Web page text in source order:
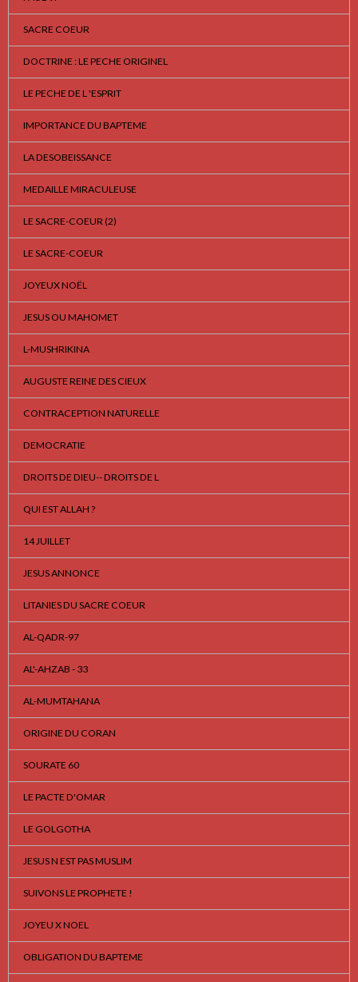
SACRE COEUR
DOCTRINE : LE PECHE ORIGINEL
LE PECHE DE L 'ESPRIT
IMPORTANCE DU BAPTEME
LA DESOBEISSANCE
MEDAILLE MIRACULEUSE
LE SACRE-COEUR (2)
LE SACRE-COEUR
JOYEUX NOËL
JESUS OU MAHOMET
L-MUSHRIKINA
AUGUSTE REINE DES CIEUX
CONTRACEPTION NATURELLE
DEMOCRATIE
DROITS DE DIEU-- DROITS DE L
QUI EST ALLAH ?
14 JUILLET
JESUS ANNONCE
LITANIES DU SACRE COEUR
AL-QADR-97
AL'-AHZAB - 33
AL-MUMTAHANA
ORIGINE DU CORAN
SOURATE 60
LE PACTE D'OMAR
LE GOLGOTHA
JESUS N EST PAS MUSLIM
SUIVONS LE PROPHETE !
JOYEU X NOEL
OBLIGATION DU BAPTEME